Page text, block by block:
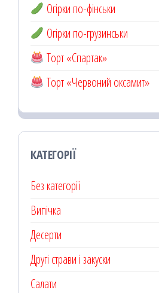
Огірки по-фінськи
Огірки по-грузинськи
Торт «Спартак»
Торт «Червоний оксамит»
КАТЕГОРІЇ
Без категорії
Випічка
Десерти
Другі страви і закуски
Салати